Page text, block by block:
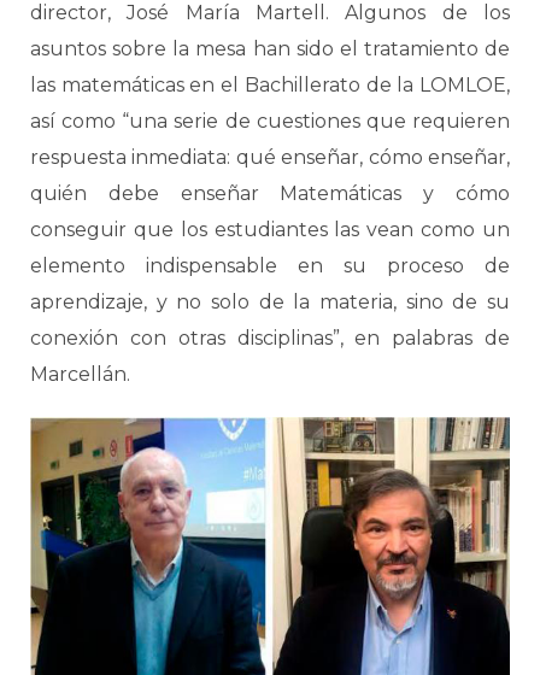
director, José María Martell. Algunos de los
asuntos sobre la mesa han sido el tratamiento de
las matemáticas en el Bachillerato de la LOMLOE,
así como “una serie de cuestiones que requieren
respuesta inmediata: qué enseñar, cómo enseñar,
quién debe enseñar Matemáticas y cómo
conseguir que los estudiantes las vean como un
elemento indispensable en su proceso de
aprendizaje, y no solo de la materia, sino de su
conexión con otras disciplinas”, en palabras de
Marcellán.